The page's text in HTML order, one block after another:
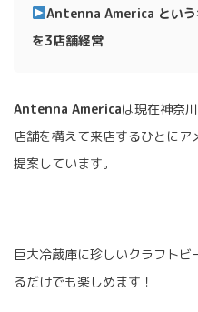
Antenna America とい
を3店舗経営
Antenna Americaは現在神奈
店舗を構えて来店するひとに
提案しています。
巨大冷蔵庫に珍しいクラフト
るだけでも楽しめます！